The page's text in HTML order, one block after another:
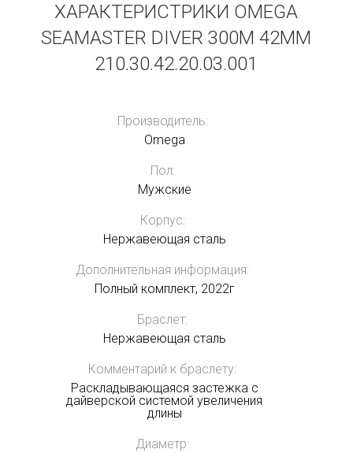
ХАРАКТЕРИСТРИКИ OMEGA
SEAMASTER DIVER 300M 42MM
210.30.42.20.03.001
Производитель:
Omega
Пол:
Мужские
Корпус:
Нержавеющая сталь
Дополнительная информация:
Полный комплект, 2022г
Браслет:
Нержавеющая сталь
Комментарий к браслету:
Раскладывающаяся застежка с
дайверской системой увеличения
длины
Диаметр: